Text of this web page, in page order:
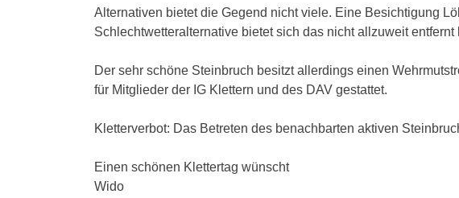
Alternativen bietet die Gegend nicht viele. Eine Besichtigung
Schlechtwetteralternative bietet sich das nicht allzuweit
Der sehr schöne Steinbruch besitzt allerdings einen
für Mitglieder der IG Klettern und des DAV gestattet.
Kletterverbot: Das Betreten des benachbarten aktiven
Einen schönen Klettertag wünscht
Wido